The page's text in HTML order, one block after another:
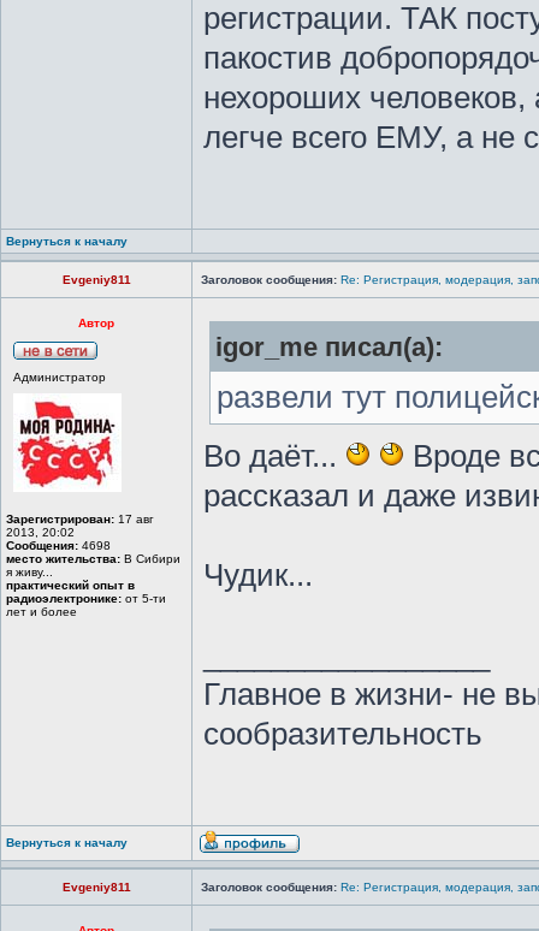
регистрации. ТАК
пакостив
нехороших человеков,
легче всего ЕМУ, а не
Вернуться к началу
Evgeniy811 Заголовок сообщения: Re: Регистрация, модерация,
Автор
Администратор
Зарегистрирован: 17 авг
2013, 20:02
Сообщения: 4698
место жительства: В Сибири
я живу...
практический опыт в
радиоэлектронике: от 5-ти
лет и более
igor_me писал(а):
развели тут
Во даёт...
Вроде
рассказал и даже
Чудик...
Главное в жизни- не
сообразительность
Вернуться к началу
Evgeniy811 Заголовок сообщения: Re: Регистрация, модерация,